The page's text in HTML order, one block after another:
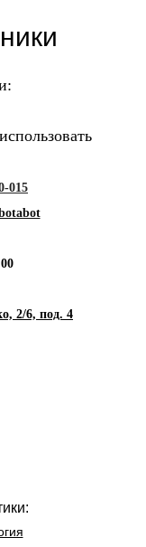
015
2/6, под. 4